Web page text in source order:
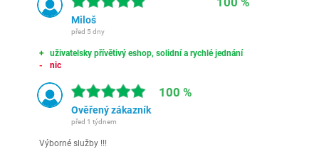
Miloš
před 5 dny
uživatelsky přívětivý eshop, solidní a rychlé jednání
nic
100 %
Ověřený zákazník
před 1 týdnem
Výborné služby !!!